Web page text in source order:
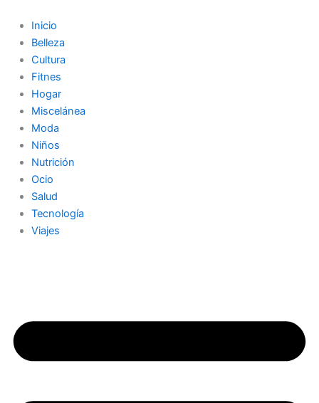
contenido
Inicio
Belleza
Cultura
Fitnes
Hogar
Miscelánea
Moda
Niños
Nutrición
Ocio
Salud
Tecnología
Viajes